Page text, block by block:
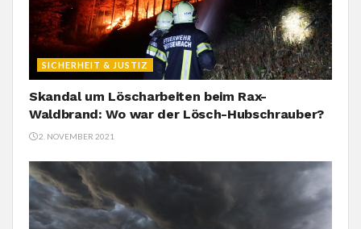
SICHERHEIT & JUSTIZ
Skandal um Löscharbeiten beim Rax-
Waldbrand: Wo war der Lösch-Hubschrauber?
2. NOVEMBER 2021